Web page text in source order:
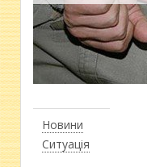
Новини
Ситуація